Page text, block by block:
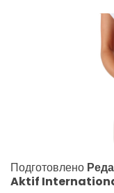
Подготовлено
Aktif